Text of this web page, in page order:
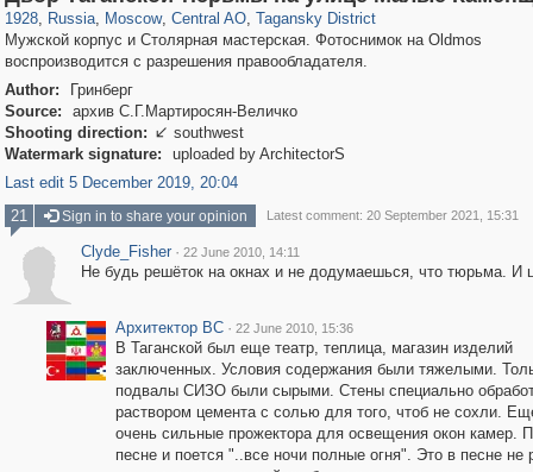
1928, Russia, Moscow, Central AO, Tagansky District
Мужской корпус и Столярная мастерская. Фотоснимок на Oldmos
воспроизводится с разрешения правообладателя.
Author:
Гринберг
Source:
архив С.Г.Мартиросян-Величко
Shooting direction:  southwest
Watermark signature:
uploaded by ArchitectorS
Last edit 5 December 2019, 20:04
21
Sign in to share your opinion Latest comment: 20 September 2021, 15:31
Clyde_Fisher · 22 June 2010, 14:11
Не будь решёток на окнах и не додумаешься, что тюрьма. И
Архитектор ВС · 22 June 2010, 15:36
В Таганской был еще театр, теплица, магазин изделий
заключенных. Условия содержания были тяжелыми.
подвалы СИЗО были сырыми. Стены специально
раствором цемента с солью для того, чтоб не сохли.
очень сильные прожектора для освещения окон камер.
песне и поется "..все ночи полные огня". Это в песне не